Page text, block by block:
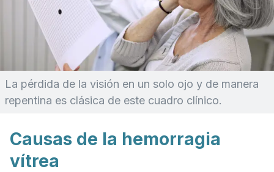
La pérdida de la visión en un solo ojo y de manera
repentina es clásica de este cuadro clínico.
Causas de la hemorragia
vítrea